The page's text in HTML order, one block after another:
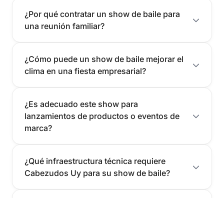
¿Por qué contratar un show de baile para
una reunión familiar?
¿Cómo puede un show de baile mejorar el
clima en una fiesta empresarial?
¿Es adecuado este show para
lanzamientos de productos o eventos de
marca?
¿Qué infraestructura técnica requiere
Cabezudos Uy para su show de baile?